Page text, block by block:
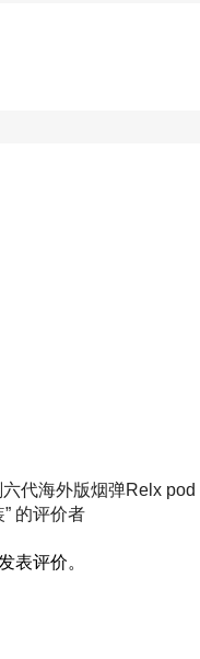
六代海外版烟弹Relx
的评价者
表评价。